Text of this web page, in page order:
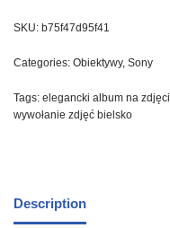
SKU: b75f47d95f41
Categories: Obiektywy, Sony
Tags: elegancki album na
wywołanie zdjęć bielsko
Description